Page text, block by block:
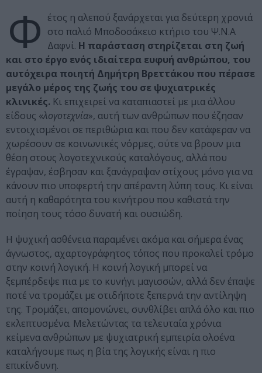
Φ έτος η αλεπού ξανάρχεται για δεύτερη χρονιά
στο παλιό Μποδοσάκειο κτήριο του Ψ.Ν.Α
Δαφνί. Η παράσταση στηρίζεται στη ζωή
και στο έργο ενός ιδιαίτερα ευφυή ανθρώπου, του
αυτόχειρα ποιητή Δημήτρη Βρεττάκου που πέρασε
μεγάλο μέρος της ζωής του σε ψυχιατρικές
κλινικές. Κι επιχειρεί να καταπιαστεί με μια άλλου
είδους «λογοτεχνία», αυτή των ανθρώπων που έζησαν
εντοιχισμένοι σε περιθώρια και που δεν κατάφεραν να
χωρέσουν σε κοινωνικές νόρμες, ούτε να βρουν μια
θέση στους λογοτεχνικούς καταλόγους, αλλά που
έγραψαν, έσβησαν και ξανάγραψαν στίχους μόνο για να
κάνουν πιο υποφερτή την απέραντη λύπη τους. Κι είναι
αυτή η καθαρότητα του κινήτρου που καθιστά την
ποίηση τους τόσο δυνατή και ουσιώδη.
Η ψυχική ασθένεια παραμένει ακόμα και σήμερα ένας
άγνωστος, αχαρτογράφητος τόπος που προκαλεί τρόμο
στην κοινή λογική. Η κοινή λογική μπορεί να
ξεμπέρδεψε πια με το κυνήγι μαγισσών, αλλά δεν έπαψε
ποτέ να τρομάζει με οτιδήποτε ξεπερνά την αντίληψη
της. Τρομάζει, απομονώνει, συνθλίβει απλά όλο και πιο
εκλεπτυσμένα. Μελετώντας τα τελευταία χρόνια
κείμενα ανθρώπων με ψυχιατρική εμπειρία ολοένα
καταλήγουμε πως η βία της λογικής είναι η πιο
επικίνδυνη.